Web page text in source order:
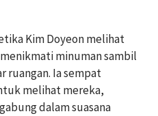
Kim Doyeon melihat
minuman sambil
ruangan. Ia sempat
melihat mereka,
dalam suasana